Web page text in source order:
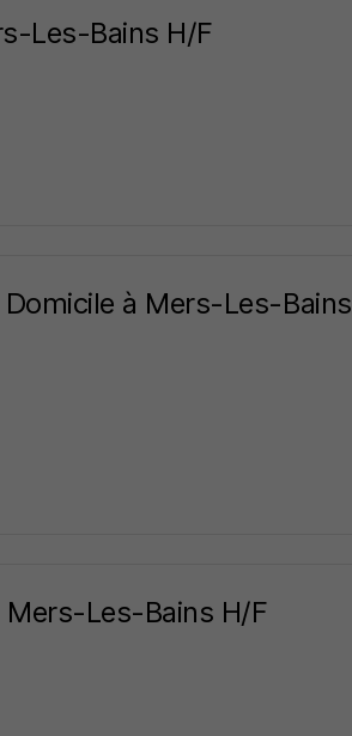
Les-Bains H/F
à Mers-Les-Bains
Les-Bains H/F